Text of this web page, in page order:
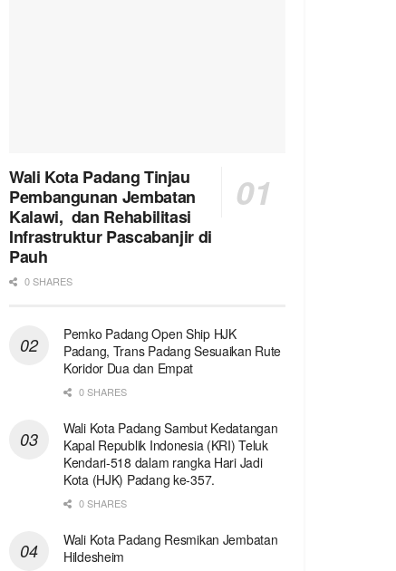
Wali Kota Padang Tinjau
Pembangunan Jembatan
Kalawi, dan Rehabilitasi
Infrastruktur Pascabanjir di
Pauh
0 SHARES
Pemko Padang Open Ship HJK
Padang, Trans Padang Sesuaikan Rute
Koridor Dua dan Empat
0 SHARES
Wali Kota Padang Sambut Kedatangan
Kapal Republik Indonesia (KRI) Teluk
Kendari-518 dalam rangka Hari Jadi
Kota (HJK) Padang ke-357.
0 SHARES
Wali Kota Padang Resmikan Jembatan
Hildesheim